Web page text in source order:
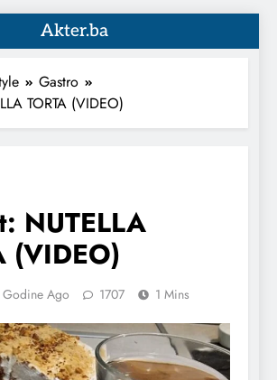
Akter.ba
Gastro
TORTA (VIDEO)
NUTELLA
(VIDEO)
Ago 1707 1 Mins